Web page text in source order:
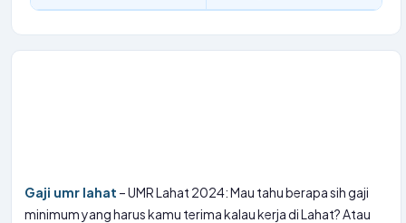
Gaji umr lahat – UMR Lahat 2024: Mau tahu berapa sih gaji
minimum yang harus kamu terima kalau kerja di Lahat? Atau